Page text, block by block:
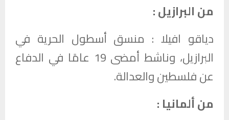
من البرازيل :
دياقو افيلا : منسق أسطول الحرية في
البرازيل، وناشط أمضى 19 عامًا في الدفاع
عن فلسطين والعدالة.
من ألمانيا :